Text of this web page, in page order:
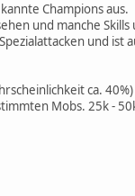
Champions aus.
und manche
und ist
ca. 40%)
Mobs. 25k -